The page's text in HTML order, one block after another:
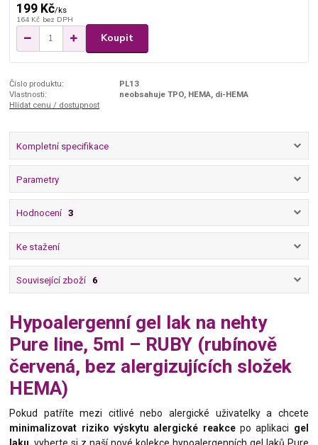
199 Kč/ks
164 Kč bez DPH
Koupit
Číslo produktu:
PL13
Vlastnosti:
neobsahuje TPO, HEMA, di-HEMA
Hlídat cenu / dostupnost
Kompletní specifikace
Parametry
Hodnocení 3
Ke stažení
Související zboží 6
Hypoalergenní gel lak na nehty
Pure line, 5ml – RUBY (rubínově
červená, bez alergizujících složek
HEMA)
Pokud patříte mezi citlivé nebo alergické uživatelky a chcete
minimalizovat riziko výskytu alergické reakcepo aplikaci gel
laku, vyberte si z naší nové kolekce hypoalergenních gel laků Pure